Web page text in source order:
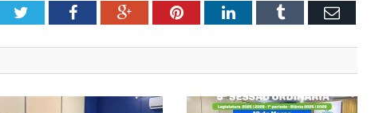
TwitterFacebookGoogle+PinterestLinkedInTumblr Email